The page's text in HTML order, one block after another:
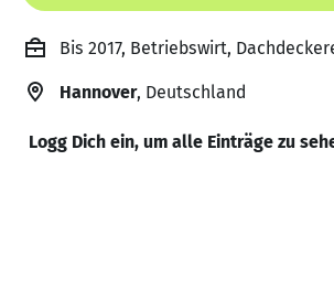
Bis 2017, Betriebswirt,
Hannover, Deutschland
Logg Dich ein, um alle Einträge zu